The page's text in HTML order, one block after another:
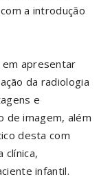
a introdução
apresentar
da radiologia
e
de imagem, além
desta com
clínica,
infantil.